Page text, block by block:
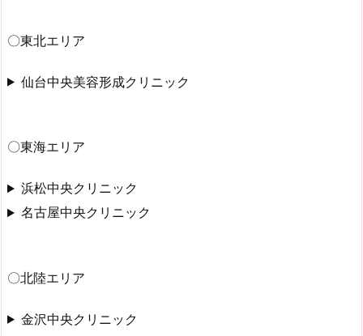
〇東北エリア
仙台中央美容形成クリニック
〇東海エリア
浜松中央クリニック
名古屋中央クリニック
〇北陸エリア
金沢中央クリニック